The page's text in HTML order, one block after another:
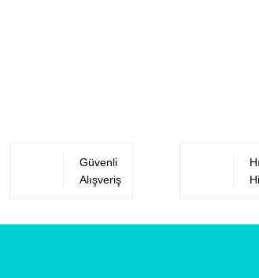
Güvenli
Alışveriş